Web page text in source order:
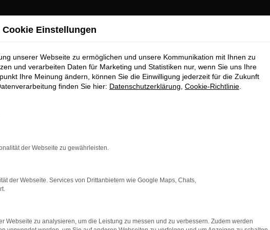
Cookie Einstellungen
unserer Webseite zu ermöglichen und unsere Kommunikation mit Ihnen zu
und verarbeiten Daten für Marketing und Statistiken nur, wenn Sie uns Ihre
Ihre Meinung ändern, können Sie die Einwilligung jederzeit für die Zukunft
finden Sie hier: Datenschutzerklärung Cookie-Richtlinie
der Webseite zu gewährleisten.
der Webseite. Services von Drittanbietern wie Google Maps, Chats,
Webseite zu analysieren, um die Leistung zu messen und zu verbessern. Zudem werden